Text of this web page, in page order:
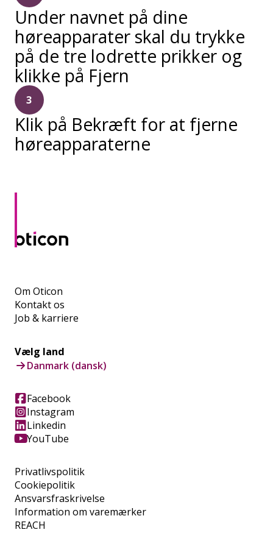
Under navnet på dine
høreapparater skal du trykke
på de tre lodrette prikker og
klikke på Fjern
3
Klik på Bekræft for at fjerne
høreapparaterne
Om Oticon
Kontakt os
Job & karriere
Privatlivspolitik
Cookiepolitik
Ansvarsfraskrivelse
Information om varemærker
REACH
Vælg land
Danmark (dansk)
Facebook
Instagram
Linkedin
YouTube